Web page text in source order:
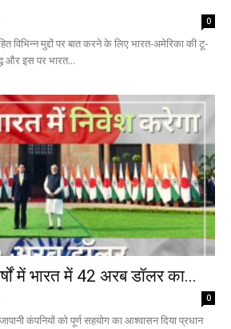
0
मुद्दों पर बात करने के लिए भारत-अमेरिका की टू-
और इस पर भारत...
में भारत में 42 अरब डॉलर का...
0
कंपनियों को पूर्ण सहयोग का आश्वासन दिया प्रधान